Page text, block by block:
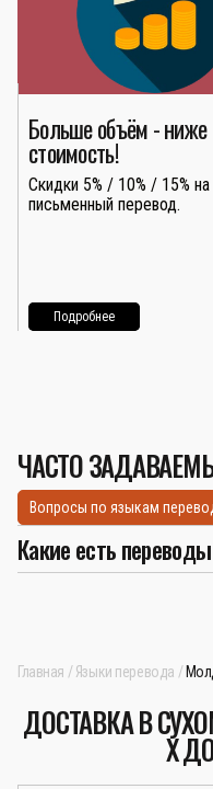
Больше объём - ниже
стоимость!
Скидки 5% / 10% / 15% на
письменный перевод.
Подробнее
ЧАСТО
Вопросы по языкам
Какие есть
Главная Языки перевода
ДОСТАВКА В
Х